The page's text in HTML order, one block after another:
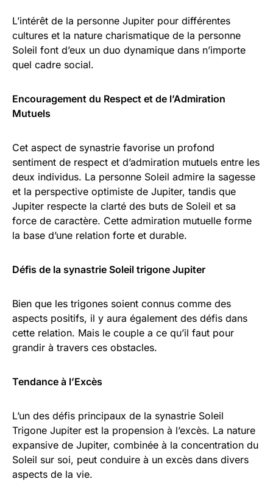
L’intérêt de la personne Jupiter pour différentes
cultures et la nature charismatique de la personne
Soleil font d’eux un duo dynamique dans n’importe
quel cadre social.
Encouragement du Respect et de l’Admiration
Mutuels
Cet aspect de synastrie favorise un profond
sentiment de respect et d’admiration mutuels entre les
deux individus. La personne Soleil admire la sagesse
et la perspective optimiste de Jupiter, tandis que
Jupiter respecte la clarté des buts de Soleil et sa
force de caractère. Cette admiration mutuelle forme
la base d’une relation forte et durable.
Défis de la synastrie Soleil trigone Jupiter
Bien que les trigones soient connus comme des
aspects positifs, il y aura également des défis dans
cette relation. Mais le couple a ce qu’il faut pour
grandir à travers ces obstacles.
Tendance à l’Excès
L’un des défis principaux de la synastrie Soleil
Trigone Jupiter est la propension à l’excès. La nature
expansive de Jupiter, combinée à la concentration du
Soleil sur soi, peut conduire à un excès dans divers
aspects de la vie.